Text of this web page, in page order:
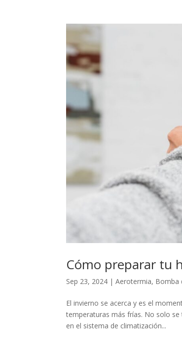
Cómo preparar tu
Sep 23, 2024 |Aerotermia, Bomba
El invierno se acerca y es el
temperaturas más frías. No solo
en el sistema de climatización...